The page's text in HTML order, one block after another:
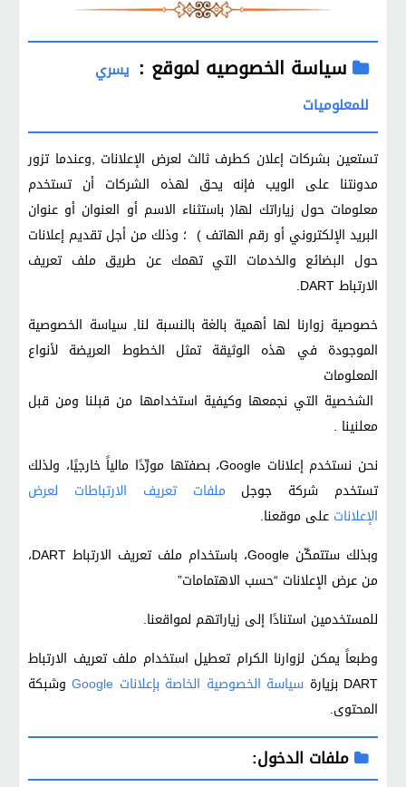
سياسة الخصوصيه لموقع : يسري
للمعلوميات
تستعين بشركات إعلان كطرف ثالث لعرض الإعلانات ,وعندما تزور
مدونتنا على الويب فإنه يحق لهذه الشركات أن تستخدم
معلومات حول زياراتك لها( باستثناء الاسم أو العنوان أو عنوان
البريد الإلكتروني أو رقم الهاتف ) ؛ وذلك من أجل تقديم إعلانات
حول البضائع والخدمات التي تهمك عن طريق ملف تعريف
الارتباط DART.
خصوصية زوارنا لها أهمية بالغة بالنسبة لنا, سياسة الخصوصية
الموجودة في هذه الوثيقة تمثل الخطوط العريضة لأنواع
المعلومات
الشخصية التي نجمعها وكيفية استخدامها من قبلنا ومن قبل
معلنينا .
نحن نستخدم إعلانات Google، بصفتها مورِّدًا مالياً خارجيًا، ولذلك
تستخدم شركة جوجل ملفات تعريف الارتباطات لعرض
الإعلانات على موقعنا.
وبذلك ستتمكّن Google، باستخدام ملف تعريف الارتباط DART،
من عرض الإعلانات “حسب الاهتمامات”
للمستخدمين استنادًا إلى زياراتهم لمواقعنا.
وطبعاً يمكن لزوارنا الكرام تعطيل استخدام ملف تعريف الارتباط
DART بزيارة
سياسة الخصوصية الخاصة بإعلانات Google
وشبكة
المحتوى.
ملفات الدخول: